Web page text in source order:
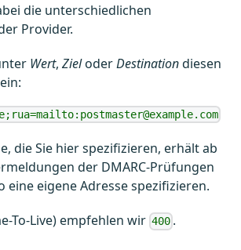
die unterschiedlichen
Provider.
Wert, ZieloderDestinationdiesen
die Sie hier spezifizieren, erhält ab
der DMARC-Prüfungen
eine eigene Adresse spezifizieren.
To-Live) empfehlen wir 400 .